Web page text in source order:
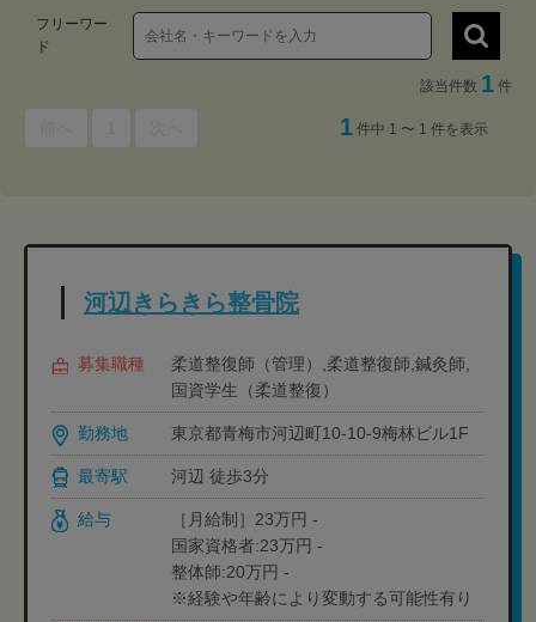
フリーワー
ド
該当件数 1 件
1 件中 1 〜 1 件を表示
河辺きらきら整骨院
募集職種
柔道整復師（管理）,柔道整復師,鍼灸師,
国資学生（柔道整復）
勤務地 東京都青梅市河辺町10-10-9梅林ビル1F
最寄駅 河辺 徒歩3分
給与
［月給制］23万円 -
国家資格者:23万円 -
整体師:20万円 -
※経験や年齢により変動する可能性有り